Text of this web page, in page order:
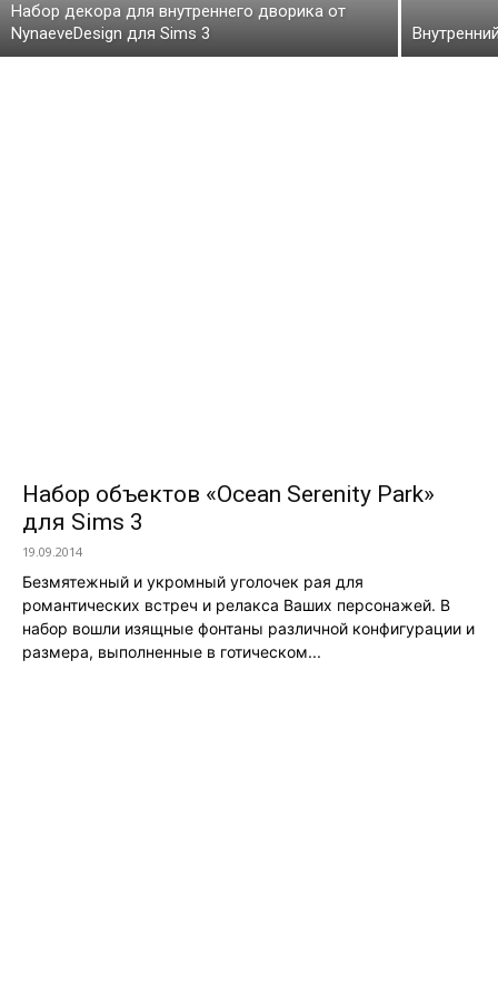
Набор декора для внутреннего дворика от
NynaeveDesign для Sims 3
Набор объектов «Ocean Serenity Park»
для Sims 3
19.09.2014
Безмятежный и укромный уголочек рая для
романтических встреч и релакса Ваших персонажей. В
набор вошли изящные фонтаны различной конфигурации и
размера, выполненные в готическом...